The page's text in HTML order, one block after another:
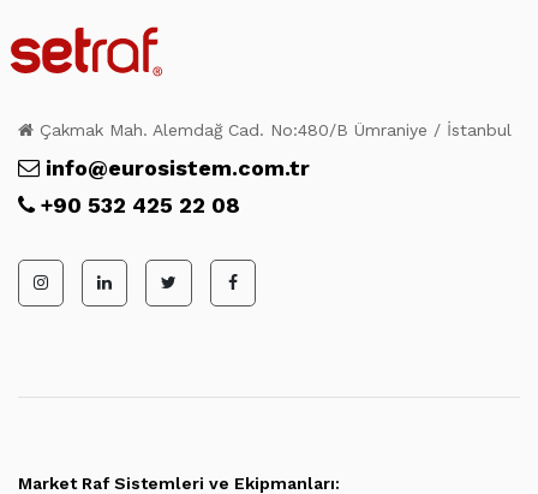
Çakmak Mah. Alemdağ Cad. No:480/B Ümraniye / İstanbul
info@eurosistem.com.tr
+90 532 425 22 08
Market Raf Sistemleri ve Ekipmanları: